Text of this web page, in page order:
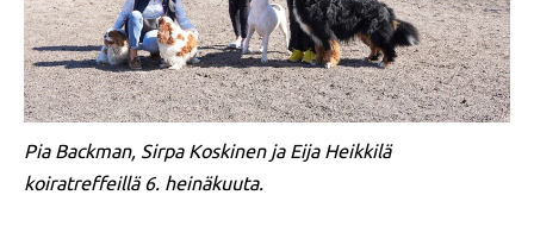
Pia Backman, Sirpa Koskinen ja Eija Heikkilä
koiratreffeillä 6. heinäkuuta.